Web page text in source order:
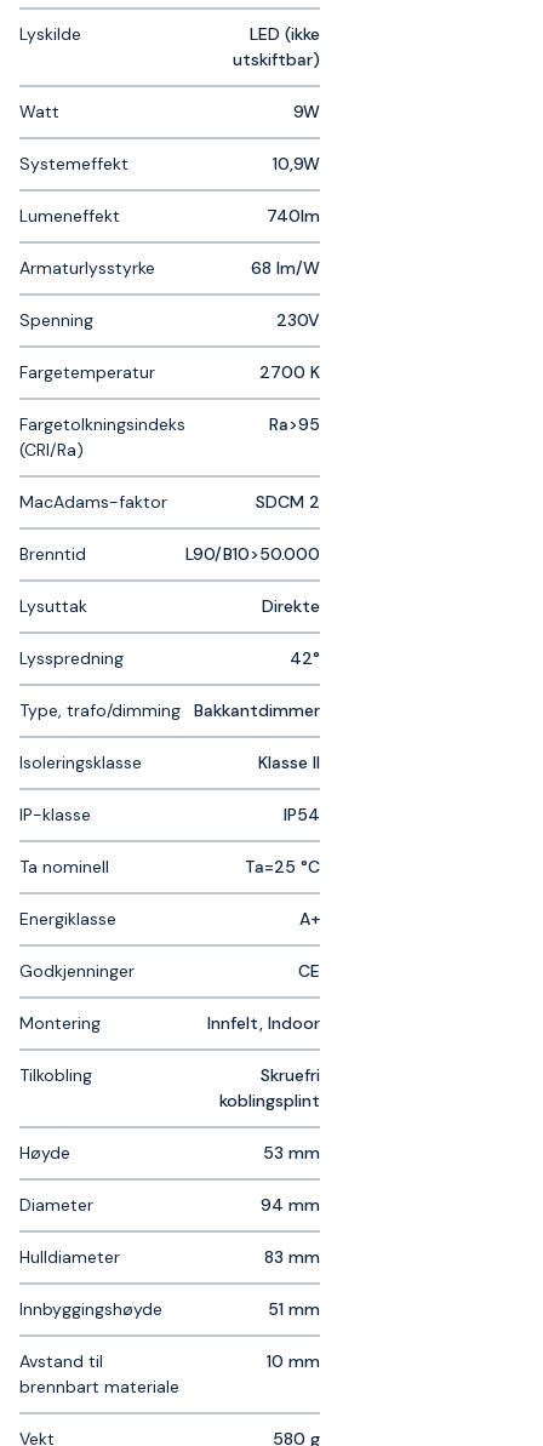
Lyskilde
LED (ikke
utskiftbar)
Watt 9W
Systemeffekt 10,9W
Lumeneffekt 740lm
Armaturlysstyrke 68 lm/W
Spenning 230V
Fargetemperatur 2700 K
Fargetolkningsindeks
(CRI/Ra)
Ra>95
MacAdams-faktor SDCM 2
Brenntid L90/B10>50.000
Lysuttak Direkte
Lysspredning 42°
Type, trafo/dimming Bakkantdimmer
Isoleringsklasse Klasse II
IP-klasse IP54
Ta nominell Ta=25 °C
Energiklasse A+
Godkjenninger CE
Montering Innfelt, Indoor
Tilkobling
Skruefri
koblingsplint
Høyde 53 mm
Diameter 94 mm
Hulldiameter 83 mm
Innbyggingshøyde 51 mm
Avstand til
brennbart materiale
10 mm
Vekt 580 g